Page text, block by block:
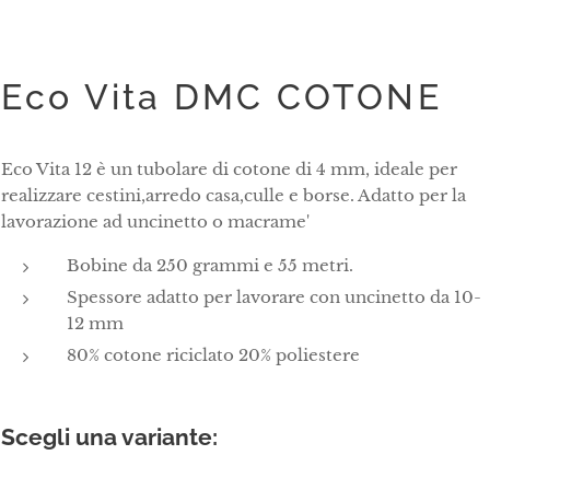
Eco Vita DMC COTONE
Eco Vita 12 è un tubolare di cotone di 4 mm, ideale per
realizzare cestini,arredo casa,culle e borse. Adatto per la
lavorazione ad uncinetto o macrame'
Bobine da 250 grammi e 55 metri.
Spessore adatto per lavorare con uncinetto da 10-
12 mm
80% cotone riciclato 20% poliestere
Scegli una variante: